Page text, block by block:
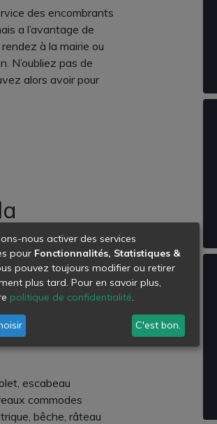
des encombrants
a l’avantage de
à la mairie ou
N’oubliez pas de
alors avoir pour
de Marseille, vous
encombrants. Il
escabeau
commodes
bêche, râteau
nous activer des services
pour Fonctionnalités, Statistiques &
pouvez toujours modifier ou retirer
plus tard. Pour en savoir plus,
politique de confidentialité.
C'est bon.